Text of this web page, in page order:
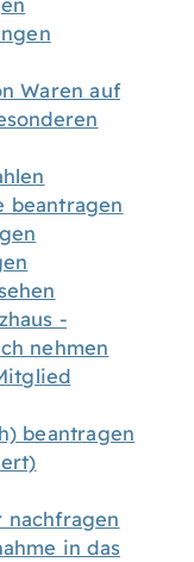
Waren auf
beantragen
-
nehmen
beantragen
nachfragen
in das